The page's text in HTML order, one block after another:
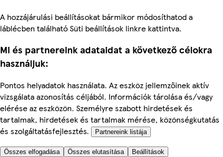
A hozzájárulási beállításokat bármikor módosíthatod a
láblécben található Süti beállítások linkre kattintva.
Mi és partnereink adataidat a következő célokra
használjuk:
Pontos helyadatok használata. Az eszköz jellemzőinek aktív
vizsgálata azonosítás céljából. Információk tárolása és/vagy
elérése az eszközön. Személyre szabott hirdetések és
tartalmak, hirdetések és tartalmak mérése, közönségkutatás
és szolgáltatásfejlesztés.
Partnereink listája
Összes elfogadása Összes elutasítása Beállítások